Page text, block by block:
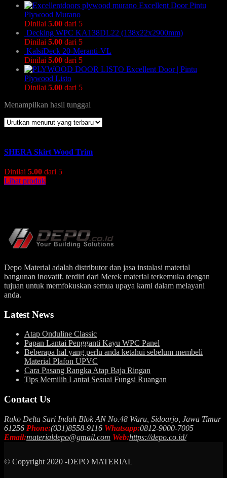
Excellent Door Pintu
Plywood Murano
Dinilai 5.00 dari 5
Decking WPC KA138DL22 (138x22x2900mm)
Dinilai 5.00 dari 5
KalsiDeck 20-Meranti-VL
Dinilai 5.00 dari 5
Excellent Door | Pintu
Plywood Listo
Dinilai 5.00 dari 5
Menampilkan hasil tunggal
SHERA Skirt Wood Trim
Dinilai 5.00 dari 5
Lihat produk
Depo Material adalah distributor dan jasa instalasi material
bangunan inovatif. terdiri dari Merek material terkemuka dengan
tujuan untuk memfokuskan semua upaya kami dalam melayani
anda.
Latest News
Atap Onduline Classic
Papan Lantai Pengganti Kayu WPC Panel
Beberapa hal yang perlu anda ketahui sebelum membeli
Material Plafon UPVC
Cara Pasang Rangka Atap Baja Ringan
Tips Memilih Lantai Sesuai Fungsi Ruangan
Contact Us
Ruko Delta Sari Indah Blok AN No.48 Waru, Sidoarjo, Jawa Timur
61256 Phone:(031)8558-9116 Whatsapp:0812-9000-7005
Email:materialdepo@gmail.com Web:https://depo.co.id/
© Copyright 2020 -DEPO MATERIAL